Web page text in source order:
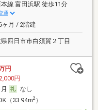
線 富田浜駅 徒歩11分
通
ヶ月 / 2階建
四日市市白須賀２丁目
円
円
なし
（33.94m2）